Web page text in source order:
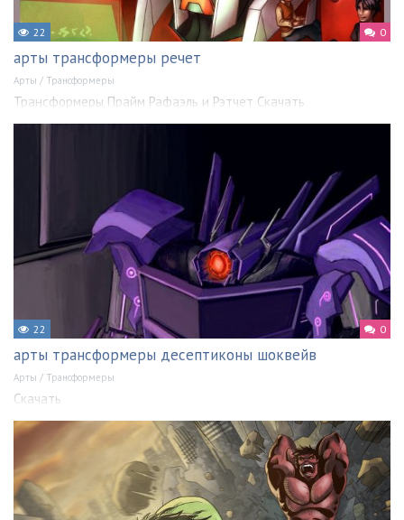
22 0
арты трансформеры речет
Арты / Трансформеры
Трансформеры Прайм Рафаэль и Рэтчет Скачать
22 0
арты трансформеры десептиконы шоквейв
Арты / Трансформеры
Скачать